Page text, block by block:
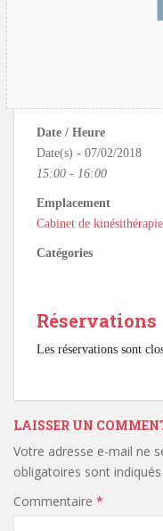
Date / Heure
Date(s) - 07/02/2018
15:00 - 16:00
Emplacement
Cabinet de kinésithérapie
Catégories
Réservations
Les réservations sont
LAISSER UN
Votre adresse e-mail ne
obligatoires sont
Commentaire *